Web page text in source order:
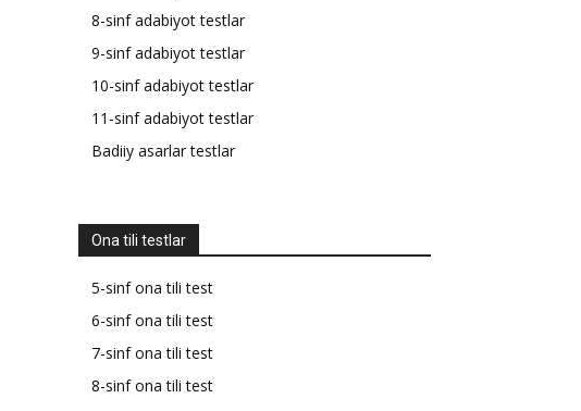
8-sinf adabiyot testlar
9-sinf adabiyot testlar
10-sinf adabiyot testlar
11-sinf adabiyot testlar
Badiiy asarlar testlar
Ona tili testlar
5-sinf ona tili test
6-sinf ona tili test
7-sinf ona tili test
8-sinf ona tili test